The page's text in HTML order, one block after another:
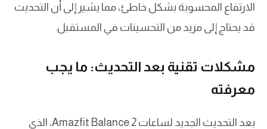
الارتفاع المحسوبة بشكل خاطئ، مما يشير إلى أن التحديث
قد يحتاج إلى مزيد من التحسينات في المستقبل.
مشكلات تقنية بعد التحديث: ما يجب
معرفته
بعد التحديث الجديد لساعات Amazfit Balance 2، الذي